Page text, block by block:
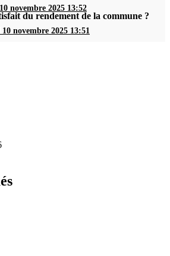
novembre 2025 13:52
novembre 2025 13:51
du rendement de la commune ?